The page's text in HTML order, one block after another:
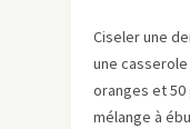
Ciseler une
une
oranges et
mélange à